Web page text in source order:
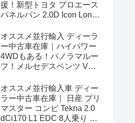
援！新型トヨタ プロエース
パネルバン 2.0D Icon Long
オススメ並行輸入 ディーラ
ー中古車在庫｜ハイパワー
4WDもある！パノラマルー
フ！メルセデスベンツ Vク
ロング 4Matic 9G-Tronic 左
ハンドル
オススメ並行輸入車 ディー
ラー中古車在庫｜ 日産 プリ
マスター コンビ Tekna 2.0
dCi170 L1 EDC 8人乗り 左